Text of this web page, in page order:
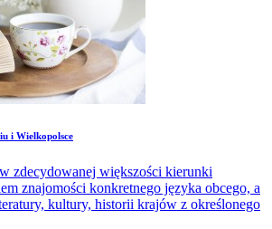
i Wielkopolsce
zdecydowanej większości kierunki
znajomości konkretnego języka obcego, a
kultury, historii krajów z określonego